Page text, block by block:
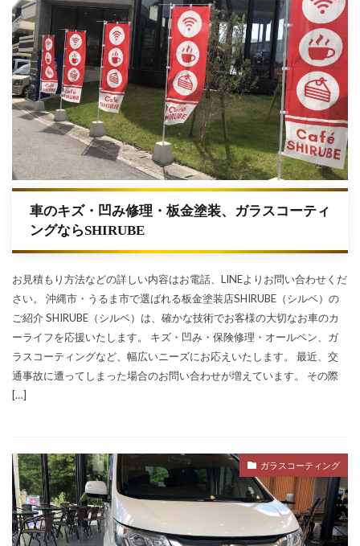
車のキズ・凹み修理・板金塗装、ガラスコーティ
ングならSHIRUBE
お見積もり方法などの詳しい内容はお電話、LINEよりお問い合わせくだ
さい。 沖縄市・うるま市で選ばれる板金塗装店SHIRUBE（シルベ）の
ご紹介 SHIRUBE（シルベ）は、確かな技術でお客様の大切なお車のカ
ーライフを応援いたします。 キズ・凹み・保険修理・オールペン、ガ
ラスコーティングなど、幅広いニーズにお応えいたします。 最近、交
通事故に遭ってしまった場合のお問い合わせが増えています。 その際
[…]
ガラスコーティング